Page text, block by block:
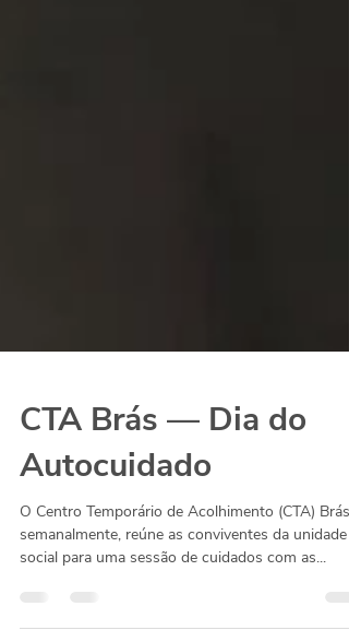
CTA Brás — Dia do
Autocuidado
O Centro Temporário de Acolhimento (CTA) Brás,
semanalmente, reúne as conviventes da unidade